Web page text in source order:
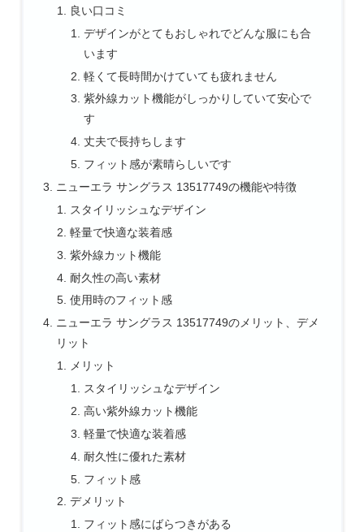
良い口コミ
デザインがとてもおしゃれでどんな服にも合
います
軽くて長時間かけていても疲れません
紫外線カット機能がしっかりしていて安心で
す
丈夫で長持ちします
フィット感が素晴らしいです
ニューエラ サングラス 13517749の機能や特徴
スタイリッシュなデザイン
軽量で快適な装着感
紫外線カット機能
耐久性の高い素材
使用時のフィット感
ニューエラ サングラス 13517749のメリット、デメ
リット
メリット
スタイリッシュなデザイン
高い紫外線カット機能
軽量で快適な装着感
耐久性に優れた素材
フィット感
デメリット
フィット感にばらつきがある